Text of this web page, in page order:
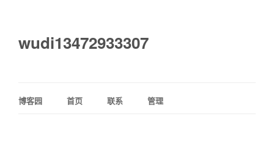
wudi13472933307
博客园 首页 联系 管理